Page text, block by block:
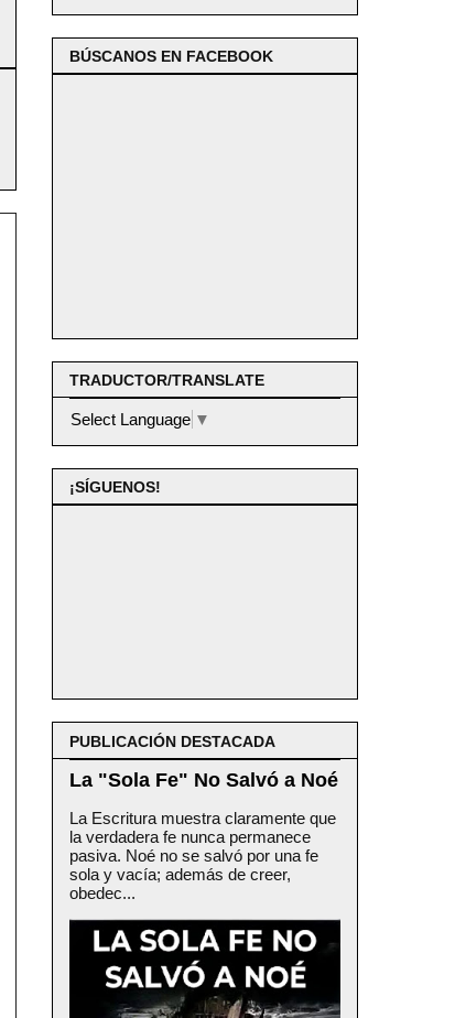
BÚSCANOS EN FACEBOOK
TRADUCTOR/TRANSLATE
Select Language ▼
¡SÍGUENOS!
PUBLICACIÓN DESTACADA
La "Sola Fe" No Salvó a Noé
La Escritura muestra claramente que
la verdadera fe nunca permanece
pasiva. Noé no se salvó por una fe
sola y vacía; además de creer,
obedec...